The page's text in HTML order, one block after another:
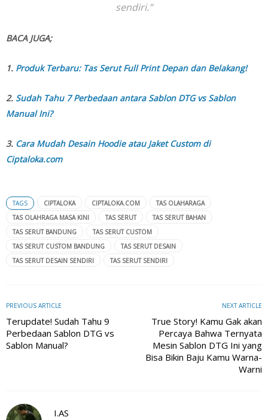
sendiri.”
BACA JUGA;
1. Produk Terbaru: Tas Serut Full Print Depan dan Belakang!
2. Sudah Tahu 7 Perbedaan antara Sablon DTG vs Sablon
Manual Ini?
3. Cara Mudah Desain Hoodie atau Jaket Custom di
Ciptaloka.com
TAGS CIPTALOKA CIPTALOKA.COM
TAS OLAHARAGA
TAS OLAHRAGA MASA KINI
TAS SERUT
TAS SERUT BAHAN
TAS SERUT BANDUNG
TAS SERUT CUSTOM
TAS SERUT CUSTOM BANDUNG
TAS SERUT DESAIN
TAS SERUT DESAIN SENDIRI
TAS SERUT SENDIRI
PREVIOUS ARTICLE
Terupdate! Sudah Tahu 9
Perbedaan Sablon DTG vs
Sablon Manual?
NEXT ARTICLE
True Story! Kamu Gak akan
Percaya Bahwa Ternyata
Mesin Sablon DTG Ini yang
Bisa Bikin Baju Kamu Warna-
Warni
I.AS